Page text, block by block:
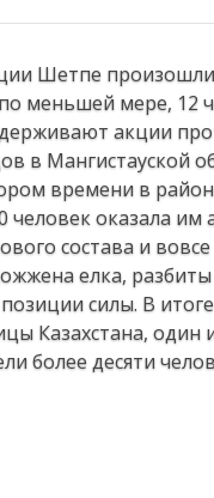
Шетпе
меньшей мере, 12
акции
в Мангистауской
времени в
человек оказала им
состава и
елка,
силы. В
Казахстана, один
более десяти